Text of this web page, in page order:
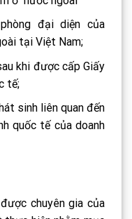
đại diện của
tại Việt Nam;
khi được cấp Giấy
tế;
sinh liên quan đến
quốc tế của doanh
chuyên gia của